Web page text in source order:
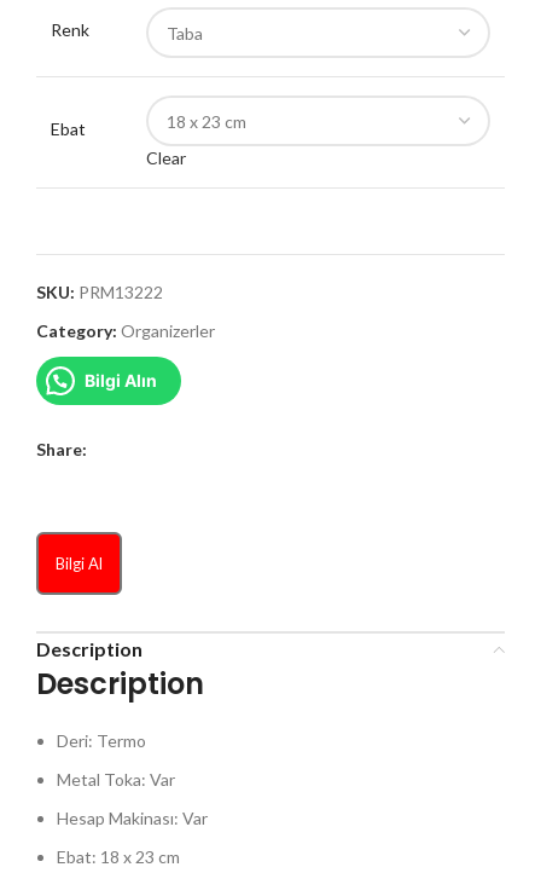
Renk
Ebat
Clear
SKU: PRM13222
Category: Organizerler
Bilgi Alın
Share:
Bilgi Al
Description
Description
Deri: Termo
Metal Toka: Var
Hesap Makinası: Var
Ebat: 18 x 23 cm